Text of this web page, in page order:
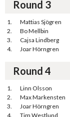
Round 3
1. Mattias Sjögren
2.
Bo Mellbin
3.
Cajsa Lindberg
4.
Joar Hörngren
Round 4
1. Linn Olsson
2.
Max Markensten
3.
Joar Hörngren
4.
Tim Westlund